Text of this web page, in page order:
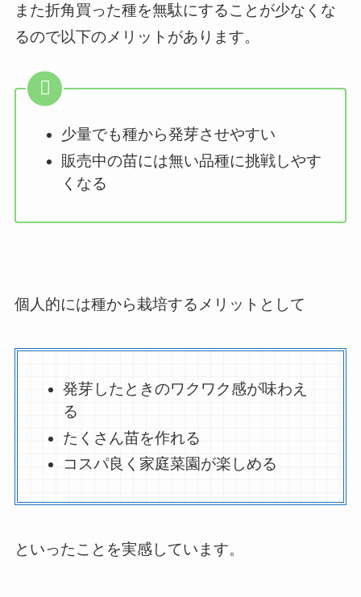
また折角買った種を無駄にすることが少なくな
るので以下のメリットがあります。
少量でも種から発芽させやすい
販売中の苗には無い品種に挑戦しやす
くなる
個人的には種から栽培するメリットとして
発芽したときのワクワク感が味わえ
る
たくさん苗を作れる
コスパ良く家庭菜園が楽しめる
といったことを実感しています。